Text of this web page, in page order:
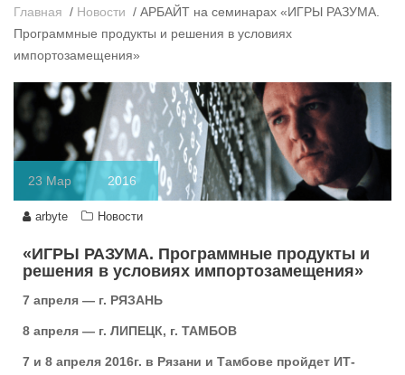
Главная / Новости / АРБАЙТ на семинарах «ИГРЫ РАЗУМА.
Программные продукты и решения в условиях
импортозамещения»
23 Мар 2016
arbyte Новости
«ИГРЫ РАЗУМА. Программные продукты и
решения в условиях импортoзамещения»
7 апреля — г. РЯЗАНЬ
8 апреля — г. ЛИПЕЦК, г. ТАМБОВ
7 и 8 апреля 2016г. в Рязани и Тамбове пройдет ИТ-